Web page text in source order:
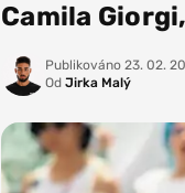
Camila
Publikováno 23. 02.
Od Jirka Malý